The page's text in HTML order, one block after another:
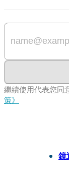
繼續使用代表您同
策》
鏡